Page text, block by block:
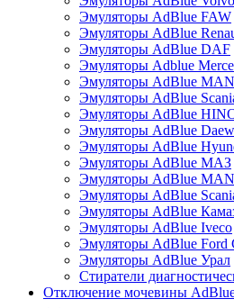
Эмуляторы AdBlue FAW
Эмуляторы AdBlue
Эмуляторы AdBlue DAF
Эмуляторы Adblue
Эмуляторы AdBlue MAN
Эмуляторы AdBlue
Эмуляторы AdBlue
Эмуляторы AdBlue
Эмуляторы AdBlue
Эмуляторы AdBlue МАЗ
Эмуляторы AdBlue MAN
Эмуляторы AdBlue
Эмуляторы AdBlue
Эмуляторы AdBlue Iveco
Эмуляторы AdBlue Ford
Эмуляторы AdBlue Урал
Стиратели
Отключение мочевины